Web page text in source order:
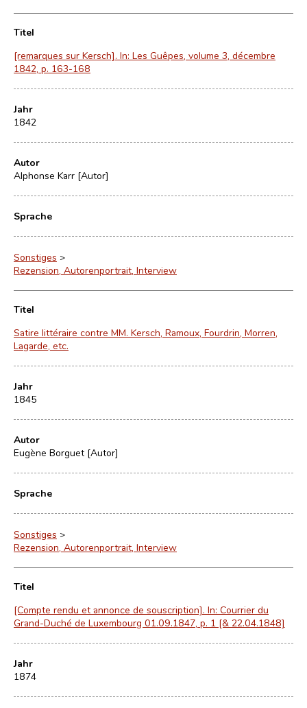
Titel
[remarques sur Kersch]. In: Les Guêpes, volume 3, décembre
1842, p. 163-168
Jahr
1842
Autor
Alphonse Karr [Autor]
Sprache
Sonstiges >
Rezension, Autorenportrait, Interview
Titel
Satire littéraire contre MM. Kersch, Ramoux, Fourdrin, Morren,
Lagarde, etc.
Jahr
1845
Autor
Eugène Borguet [Autor]
Sprache
Sonstiges >
Rezension, Autorenportrait, Interview
Titel
[Compte rendu et annonce de souscription]. In: Courrier du
Grand-Duché de Luxembourg 01.09.1847, p. 1 [& 22.04.1848]
Jahr
1874